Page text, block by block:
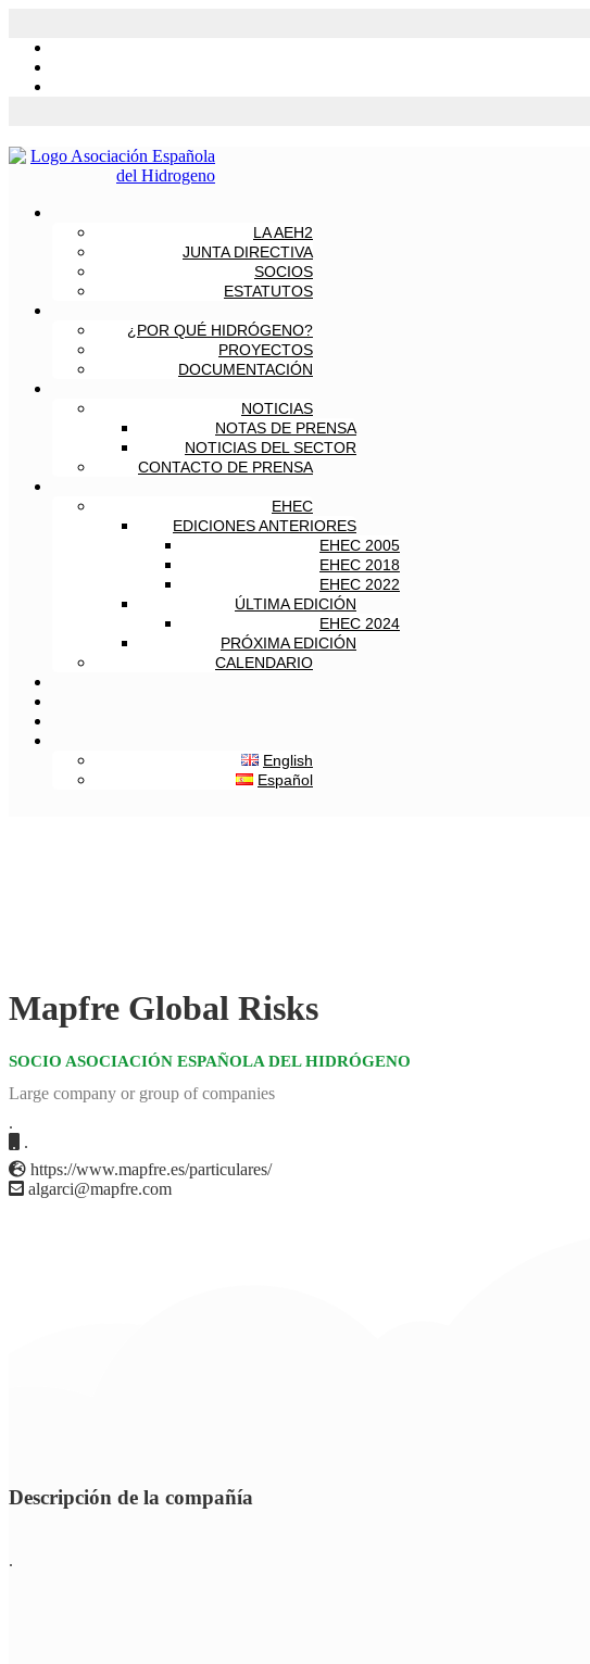
LA AEH2
JUNTA DIRECTIVA
SOCIOS
ESTATUTOS
¿POR QUÉ HIDRÓGENO?
PROYECTOS
DOCUMENTACIÓN
NOTICIAS
NOTAS DE PRENSA
NOTICIAS DEL SECTOR
CONTACTO DE PRENSA
EHEC
EDICIONES ANTERIORES
EHEC 2005
EHEC 2018
EHEC 2022
ÚLTIMA EDICIÓN
EHEC 2024
PRÓXIMA EDICIÓN
CALENDARIO
English
Español
Mapfre Global Risks
SOCIO ASOCIACIÓN ESPAÑOLA DEL HIDRÓGENO
Large company or group of companies
.
.
https://www.mapfre.es/particulares/
algarci@mapfre.com
Descripción de la compañía
.